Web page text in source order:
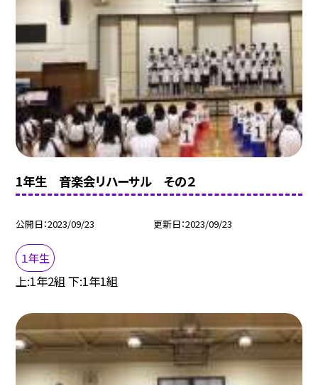
1年生 音楽会リハーサル その２
公開日 2023/09/23 更新日 2023/09/23
１年生
上:1年2組 下:1年1組